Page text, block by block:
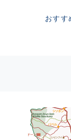
おすす